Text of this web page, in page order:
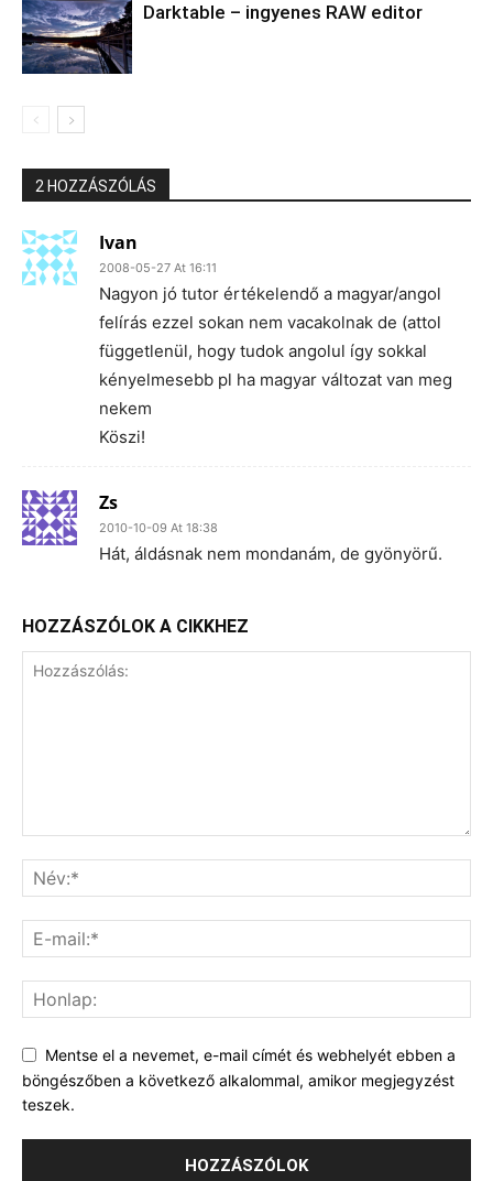
Darktable – ingyenes RAW editor
2 HOZZÁSZÓLÁS
Ivan
2008-05-27 At 16:11
Nagyon jó tutor értékelendő a magyar/angol
felírás ezzel sokan nem vacakolnak de (attol
függetlenül, hogy tudok angolul így sokkal
kényelmesebb pl ha magyar változat van meg
nekem
Köszi!
Zs
2010-10-09 At 18:38
Hát, áldásnak nem mondanám, de gyönyörű.
HOZZÁSZÓLOK A CIKKHEZ
Mentse el a nevemet, e-mail címét és webhelyét ebben a
böngészőben a következő alkalommal, amikor megjegyzést
teszek.